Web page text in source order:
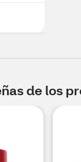
de los